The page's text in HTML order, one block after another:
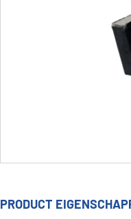
PRODUCT